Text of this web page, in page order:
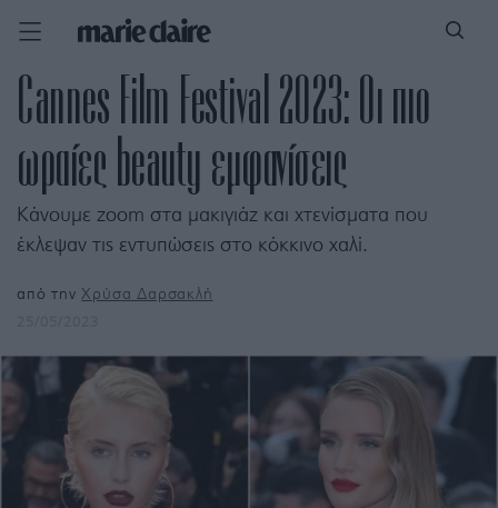
Cannes Film Festival 2023: Οι πιο
ωραίες beauty εμφανίσεις
Κάνουμε zoom στα μακιγιάζ και χτενίσματα που
έκλεψαν τις εντυπώσεις στο κόκκινο χαλί.
από τηνΧρύσα Δαρσακλή